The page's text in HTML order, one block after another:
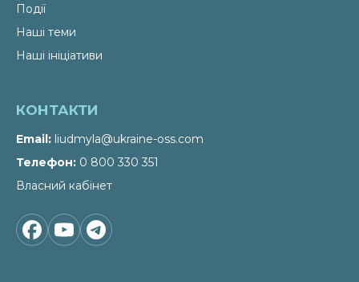
Події
Наші теми
Наші ініціативи
КОНТАКТИ
Email liudmyla@ukraine-oss.com
Телефон 0 800 330 351
Власний кабінет